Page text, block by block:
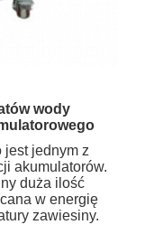
wody
jest jednym z
akumulatorów.
duża ilość
w energię
zawiesiny.